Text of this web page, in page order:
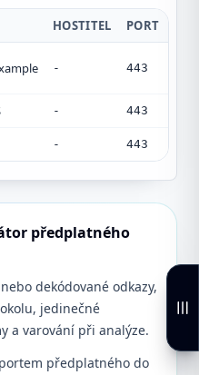
HOSTITEL PORT
- 443
- 443
- 443
předplatného
dekódované odkazy,
jedinečné
a varování při analýze.
předplatného do